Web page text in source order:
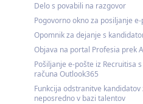
Delo s povabili na razgovor
Pogovorno okno za posiljanje
Opomnik za dejanje s
Objava na portal Profesia prek
Pošiljanje e-pošte iz Recruitisa
računa Outlook365
Funkcija odstranitve
neposredno v bazi talentov